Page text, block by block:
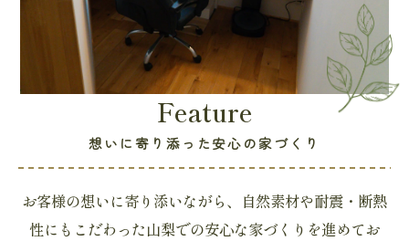
Feature
想いに寄り添った安心の家づくり
お客様の想いに寄り添いながら、自然素材や耐震・断熱
性にもこだわった山梨での安心な家づくりを進めてお